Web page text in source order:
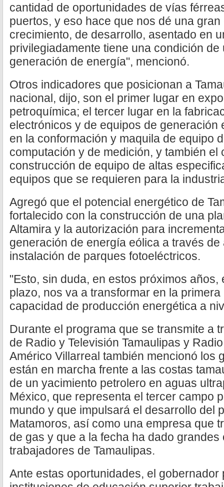
cantidad de oportunidades de vías
puertos, y eso hace que nos dé una
crecimiento, de desarrollo, asentado en
privilegiadamente tiene una condición
generación de energía", mencionó.
Otros indicadores que posicionan a
nacional, dijo, son el primer lugar en
petroquímica; el tercer lugar en la
electrónicos y de equipos de generación
en la conformación y maquila de equipo
computación y de medición, y también el
construcción de equipo de altas
equipos que se requieren para la
Agregó que el potencial energético de
fortalecido con la construcción de una
Altamira y la autorización para
generación de energía eólica a través
instalación de parques fotoeléctricos.
"Esto, sin duda, en estos próximos años,
plazo, nos va a transformar en la
capacidad de producción energética a
Durante el programa que se transmite a
de Radio y Televisión Tamaulipas y
Américo Villarreal también mencionó los
están en marcha frente a las costas
de un yacimiento petrolero en aguas
México, que representa el tercer campo
mundo y que impulsará el desarrollo del
Matamoros, así como una empresa que
de gas y que a la fecha ha dado
trabajadores de Tamaulipas.
Ante estas oportunidades, el gobernador